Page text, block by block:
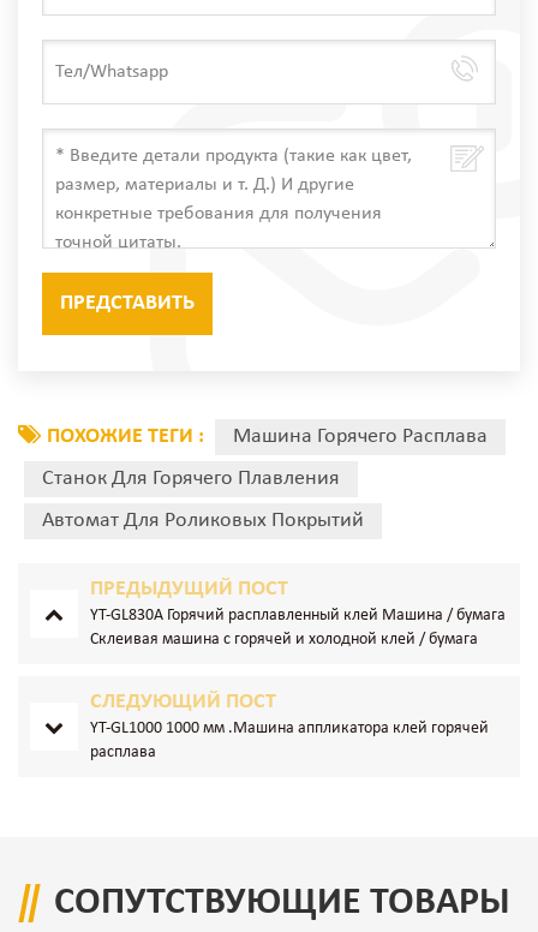
ПОХОЖИЕ ТЕГИ :
Машина Горячего Расплава
Станок Для Горячего Плавления
Автомат Для Роликовых Покрытий
ПРЕДЫДУЩИЙ ПОСТ
YT-GL830A Горячий расплавленный клей Машина / бумага
Склеивая машина с горячей и холодной клей / бумага
СЛЕДУЮЩИЙ ПОСТ
YT-GL1000 1000 мм .Машина аппликатора клей горячей
расплава
СОПУТСТВУЮЩИЕ ТОВАРЫ